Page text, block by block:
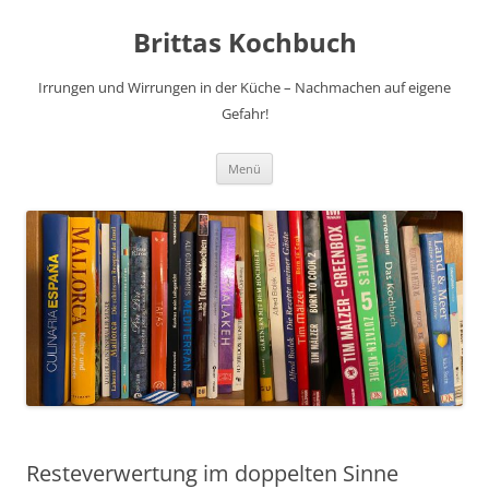
Brittas Kochbuch
Irrungen und Wirrungen in der Küche – Nachmachen auf eigene
Gefahr!
Menü
Resteverwertung im doppelten Sinne